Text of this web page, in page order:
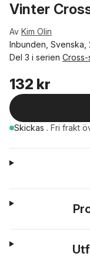
Vinter
Av Kim Olin
Inbunden, Svenska,
Del 3 i serien
132 kr
Skickas . Fri frakt